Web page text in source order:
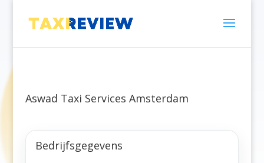
Aswad Taxi Services Amsterdam
Bedrijfsgegevens